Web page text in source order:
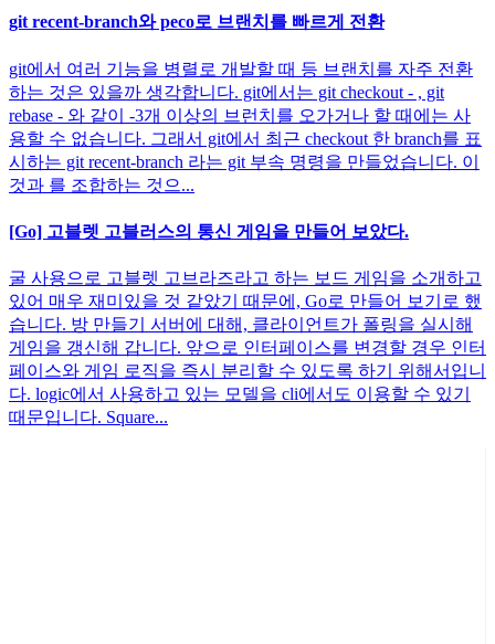
git recent-branch와 peco로 브랜치를 빠르게 전환
git에서 여러 기능을 병렬로 개발할 때 등 브랜치를 자주 전환
하는 것은 있을까 생각합니다. git에서는 git checkout - , git
rebase - 와 같이 -3개 이상의 브런치를 오가거나 할 때에는 사
용할 수 없습니다. 그래서 git에서 최근 checkout 한 branch를 표
시하는 git recent-branch 라는 git 부속 명령을 만들었습니다. 이
것과 를 조합하는 것으...
[Go] 고블렛 고블러스의 통신 게임을 만들어 보았다.
굴 사용으로 고블렛 고브라즈라고 하는 보드 게임을 소개하고
있어 매우 재미있을 것 같았기 때문에, Go로 만들어 보기로 했
습니다. 방 만들기 서버에 대해, 클라이언트가 폴링을 실시해
게임을 갱신해 갑니다. 앞으로 인터페이스를 변경할 경우 인터
페이스와 게임 로직을 즉시 분리할 수 있도록 하기 위해서입니
다. logic에서 사용하고 있는 모델을 cli에서도 이용할 수 있기
때문입니다. Square...